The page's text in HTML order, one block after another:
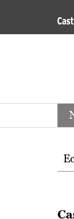
Pasar al contenido
Noticias